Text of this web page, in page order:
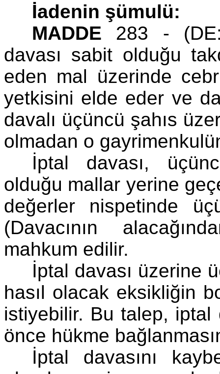
İadenin şümulü:
MADDE 283 -
davası sabit olduğu
eden mal üzerinde
yetkisini elde eder ve
davalı üçüncü şahıs
olmadan o
İptal davası,
olduğu mallar yerine
değerler nispetinde
(Davacının
mahkum edilir.
İptal davası üzerine
hasıl olacak eksikliğin
istiyebilir. Bu talep, iptal
önce hükme
İptal davasını